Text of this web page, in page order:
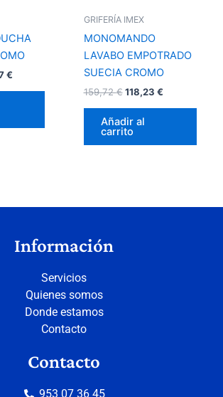
€
GRIFERÍA IMEX
MONOMANDO
LAVABO EMPOTRADO
SUECIA CROMO
159,72€ 118,23 €
Añadir al
carrito
Información
Servicios
Quienes somos
Donde estamos
Contacto
Contacto
953 07 36 45